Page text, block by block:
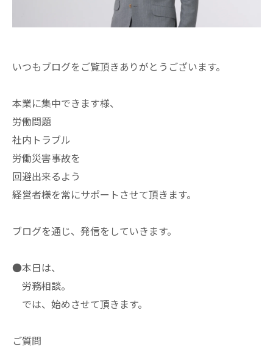
いつもブログをご覧頂きありがとうございます。
本業に集中できます様、
労働問題
社内トラブル
労働災害事故を
回避出来るよう
経営者様を常にサポートさせて頂きます。
ブログを通じ、発信をしていきます。
●本日は、
労務相談。
では、始めさせて頂きます。
ご質問